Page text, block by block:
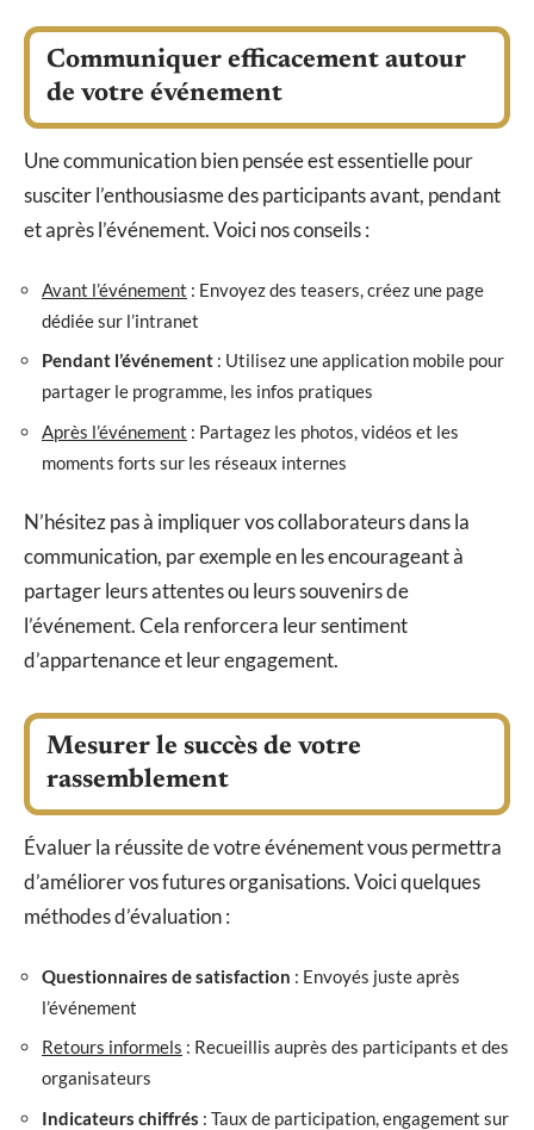
Communiquer efficacement autour
de votre événement
Une communication bien pensée est essentielle pour
susciter l’enthousiasme des participants avant, pendant
et après l’événement. Voici nos conseils :
Avant l’événement : Envoyez des teasers, créez une page
dédiée sur l’intranet
Pendant l’événement : Utilisez une application mobile pour
partager le programme, les infos pratiques
Après l’événement : Partagez les photos, vidéos et les
moments forts sur les réseaux internes
N’hésitez pas à impliquer vos collaborateurs dans la
communication, par exemple en les encourageant à
partager leurs attentes ou leurs souvenirs de
l’événement. Cela renforcera leur sentiment
d’appartenance et leur engagement.
Mesurer le succès de votre
rassemblement
Évaluer la réussite de votre événement vous permettra
d’améliorer vos futures organisations. Voici quelques
méthodes d’évaluation :
Questionnaires de satisfaction : Envoyés juste après
l’événement
Retours informels : Recueillis auprès des participants et des
organisateurs
Indicateurs chiffrés : Taux de participation, engagement sur